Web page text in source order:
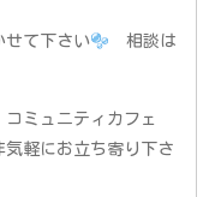
せて下さい
相談は
ミュニティカフェ
軽にお立ち寄り下さ